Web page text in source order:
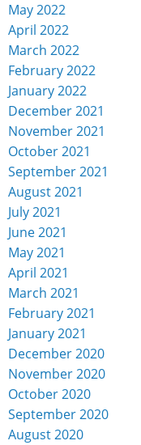
May 2022
April 2022
March 2022
February 2022
January 2022
December 2021
November 2021
October 2021
September 2021
August 2021
July 2021
June 2021
May 2021
April 2021
March 2021
February 2021
January 2021
December 2020
November 2020
October 2020
September 2020
August 2020